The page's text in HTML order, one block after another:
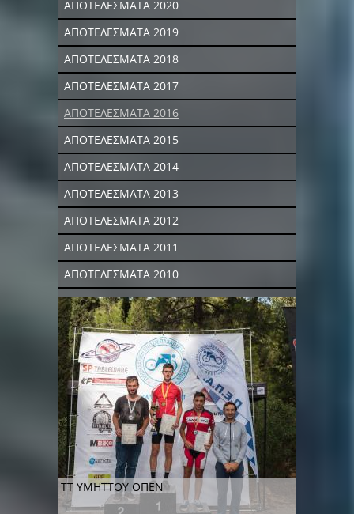
ΑΠΟΤΕΛΕΣΜΑΤΑ 2020
ΑΠΟΤΕΛΕΣΜΑΤΑ 2019
ΑΠΟΤΕΛΕΣΜΑΤΑ 2018
ΑΠΟΤΕΛΕΣΜΑΤΑ 2017
ΑΠΟΤΕΛΕΣΜΑΤΑ 2016
ΑΠΟΤΕΛΕΣΜΑΤΑ 2015
ΑΠΟΤΕΛΕΣΜΑΤΑ 2014
ΑΠΟΤΕΛΕΣΜΑΤΑ 2013
ΑΠΟΤΕΛΕΣΜΑΤΑ 2012
ΑΠΟΤΕΛΕΣΜΑΤΑ 2011
ΑΠΟΤΕΛΕΣΜΑΤΑ 2010
ΤΤ ΥΜΗΤΤΟΥ ΟΠΕΝ